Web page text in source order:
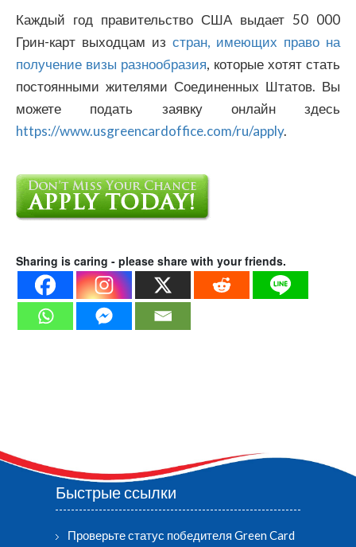
Каждый год правительство США выдает 50 000
Грин-карт выходцам из стран, имеющих право на
получение визы разнообразия, которые хотят стать
постоянными жителями Соединенных Штатов. Вы
можете подать заявку онлайн здесь
https://www.usgreencardoffice.com/ru/apply.
Sharing is caring - please share with your friends.
Быстрые ссылки
Проверьте статус победителя Green Card